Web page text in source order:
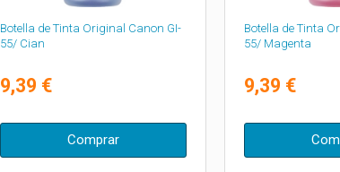
Botella de Tinta Original Canon GI-
55/ Cian
9,39 €
Comprar
Botella de Tinta
55/ Magenta
9,39 €